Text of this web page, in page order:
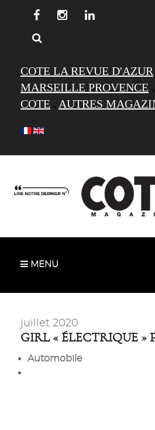
COTE LA REVUE D'AZUR
MARSEILLE PROVENCE .
COTE . AUTRES
MENU
juillet 2020
GIRL « ÉLECTRIQUE »
Automobile